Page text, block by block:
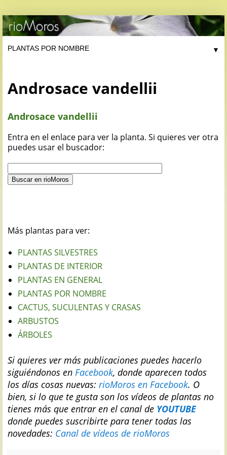
▼
Androsace vandellii
Androsace vandellii
Entra en el enlace para ver la planta. Si quieres ver otra
puedes usar el buscador:
Más plantas para ver:
PLANTAS SILVESTRES
PLANTAS DE INTERIOR
PLANTAS EN GENERAL
PLANTAS POR NOMBRE
CACTUS, SUCULENTAS Y CRASAS
ARBUSTOS
ÁRBOLES
Si quieres ver más publicaciones puedes hacerlo
siguiéndonos en Facebook, donde aparecen todos
los días cosas nuevas: rioMoros en Facebook. O
bien, si lo que te gusta son los vídeos de plantas no
tienes más que entrar en el canal de YOUTUBE
donde puedes suscribirte para tener todas las
novedades: Canal de vídeos de rioMoros